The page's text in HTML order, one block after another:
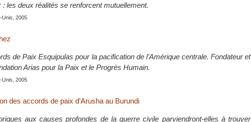
: les deux réalités se renforcent mutuellement.
Unis, 2005
de Paix Esquipulas pour la pacification de l’Amérique centrale. Fondateur et
Arias pour la Paix et le Progrès Humain.
Unis, 2005
des accords de paix d’Arusha au Burundi
aux causes profondes de la guerre civile parviendront-elles à trouver